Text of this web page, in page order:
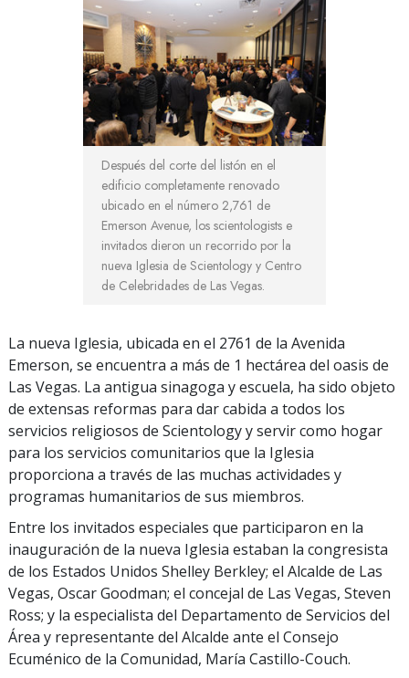
Después del corte del listón en el
edificio completamente renovado
ubicado en el número 2,761 de
Emerson Avenue, los scientologists e
invitados dieron un recorrido por la
nueva Iglesia de Scientology y Centro
de Celebridades de Las Vegas.
La nueva Iglesia, ubicada en el 2761 de la Avenida
Emerson, se encuentra a más de 1 hectárea del oasis de
Las Vegas. La antigua sinagoga y escuela, ha sido objeto
de extensas reformas para dar cabida a todos los
servicios religiosos de Scientology y servir como hogar
para los servicios comunitarios que la Iglesia
proporciona a través de las muchas actividades y
programas humanitarios de sus miembros.
Entre los invitados especiales que participaron en la
inauguración de la nueva Iglesia estaban la congresista
de los Estados Unidos Shelley Berkley; el Alcalde de Las
Vegas, Oscar Goodman; el concejal de Las Vegas, Steven
Ross; y la especialista del Departamento de Servicios del
Área y representante del Alcalde ante el Consejo
Ecuménico de la Comunidad, María Castillo-Couch.